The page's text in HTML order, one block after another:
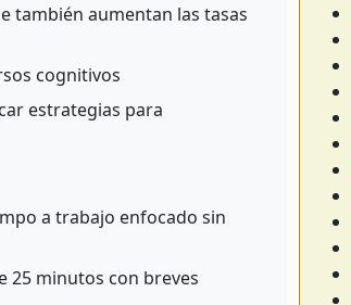
también aumentan las tasas
cognitivos
estrategias para
a trabajo enfocado sin
25 minutos con breves